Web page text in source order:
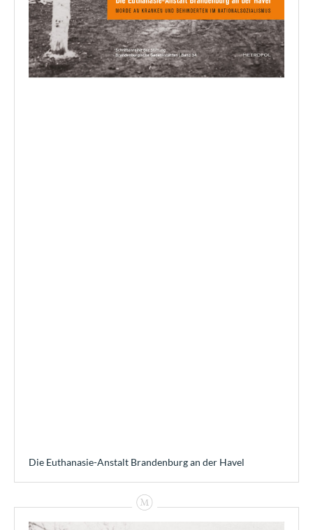
Die Euthanasie-Anstalt Brandenburg an der Havel